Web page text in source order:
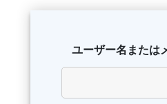
ユーザー名または